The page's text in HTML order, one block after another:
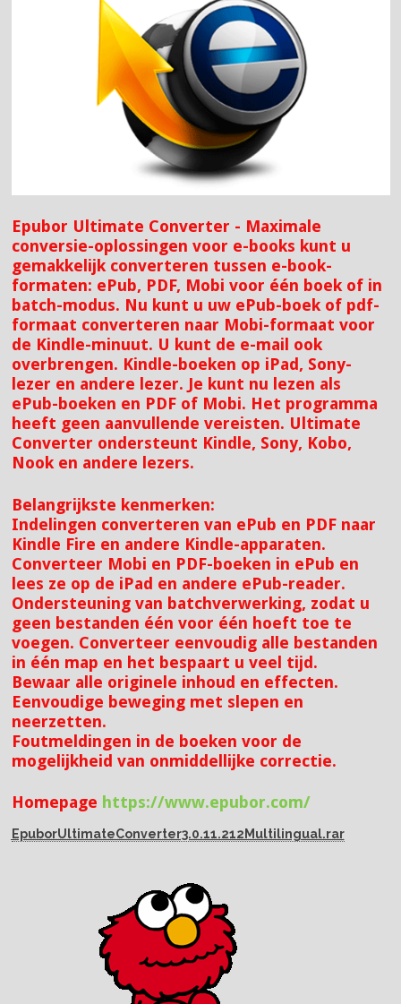
Epubor Ultimate Converter - Maximale
conversie-oplossingen voor e-books kunt u
gemakkelijk converteren tussen e-book-
formaten: ePub, PDF, Mobi voor één boek of in
batch-modus. Nu kunt u uw ePub-boek of pdf-
formaat converteren naar Mobi-formaat voor
de Kindle-minuut. U kunt de e-mail ook
overbrengen. Kindle-boeken op iPad, Sony-
lezer en andere lezer. Je kunt nu lezen als
ePub-boeken en PDF of Mobi. Het programma
heeft geen aanvullende vereisten. Ultimate
Converter ondersteunt Kindle, Sony, Kobo,
Nook en andere lezers.
Belangrijkste kenmerken:
Indelingen converteren van ePub en PDF naar
Kindle Fire en andere Kindle-apparaten.
Converteer Mobi en PDF-boeken in ePub en
lees ze op de iPad en andere ePub-reader.
Ondersteuning van batchverwerking, zodat u
geen bestanden één voor één hoeft toe te
voegen. Converteer eenvoudig alle bestanden
in één map en het bespaart u veel tijd.
Bewaar alle originele inhoud en effecten.
Eenvoudige beweging met slepen en
neerzetten.
Foutmeldingen in de boeken voor de
mogelijkheid van onmiddellijke correctie.
Homepage https://www.epubor.com/
EpuborUltimateConverter3.0.11.212Multilingual.rar